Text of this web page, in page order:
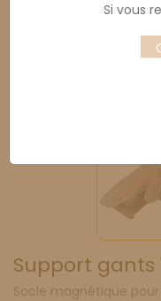
Support gants
Socle magnétique
Si vous